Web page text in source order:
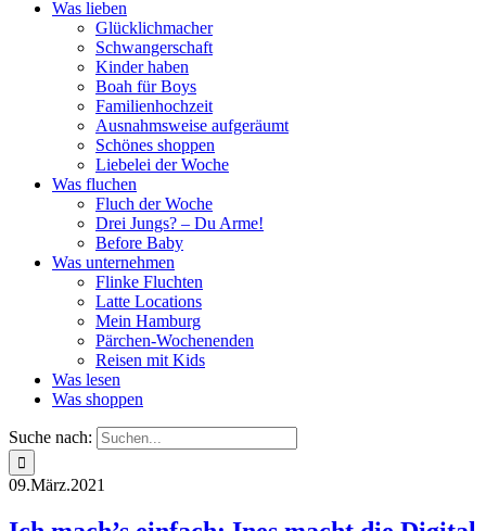
Was lieben
Glücklichmacher
Schwangerschaft
Kinder haben
Boah für Boys
Familienhochzeit
Ausnahmsweise aufgeräumt
Schönes shoppen
Liebelei der Woche
Was fluchen
Fluch der Woche
Drei Jungs? – Du Arme!
Before Baby
Was unternehmen
Flinke Fluchten
Latte Locations
Mein Hamburg
Pärchen-Wochenenden
Reisen mit Kids
Was lesen
Was shoppen
Suche nach:
09.März.2021